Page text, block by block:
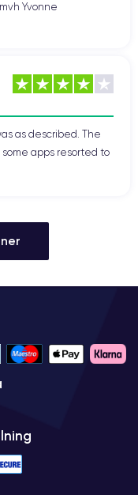
Yvonne
as described. The
apps resorted to